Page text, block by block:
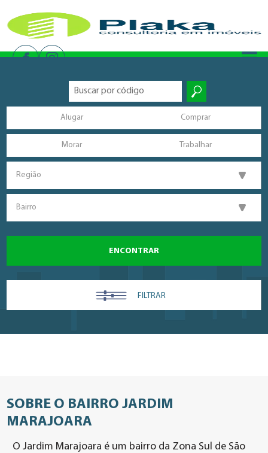
Alugar Comprar
Morar Trabalhar
Região
Bairro
ENCONTRAR
FILTRAR
SOBRE O BAIRRO JARDIM
MARAJOARA
O Jardim Marajoara é um bairro da Zona Sul de São